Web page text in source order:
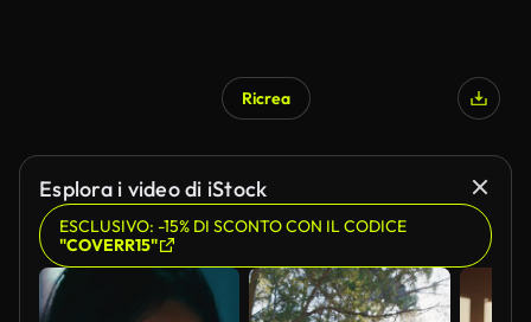
Generato da IA
Ricrea
Esplora i video di iStock
ESCLUSIVO: -15% DI SCONTO CON IL CODICE
"COVERR15"